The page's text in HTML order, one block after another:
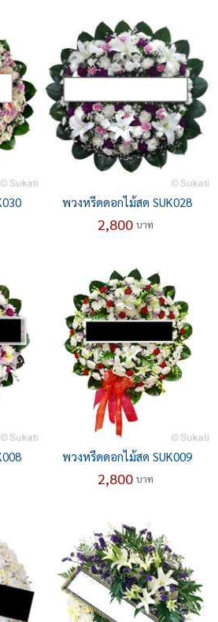
พวงหรีดดอกไม้สด SUK028
2,800 บาท
พวงหรีดดอกไม้สด SUK009
2,800 บาท